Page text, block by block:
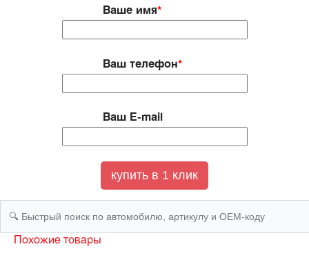
Ваше имя*
Ваш телефон*
Ваш E-mail
Похожие товары